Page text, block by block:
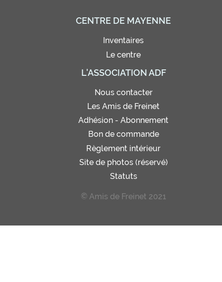
CENTRE DE MAYENNE
Inventaires
Le centre
L'ASSOCIATION ADF
Nous contacter
Les Amis de Freinet
Adhésion - Abonnement
Bon de commande
Règlement intérieur
Site de photos (réservé)
Statuts
© Amis de Freinet 2021